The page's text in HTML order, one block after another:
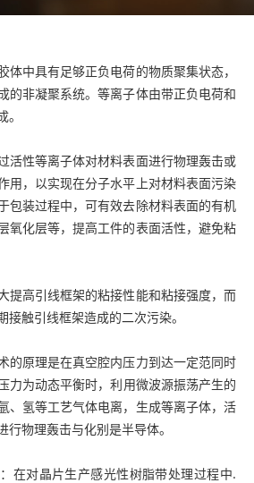
体中具有足够正负电荷的物质聚集状态，
的非凝聚系统。等离子体由带正负电荷和
活性等离子体对材料表面进行物理轰击或
用，以实现在分子水平上对材料表面污染
包装过程中，可有效去除材料表面的有机
氧化层等，提高工件的表面活性，避免粘
提高引线框架的粘接性能和粘接强度，而
接触引线框架造成的二次污染。
的原理是在真空腔内压力到达一定范同时
力为动态平衡时，利用微波源振荡产生的
、氢等工艺气体电离，生成等离子体，活
物理轰击与化别是半导体。
在对晶片生产感光性树脂带处理过程中.